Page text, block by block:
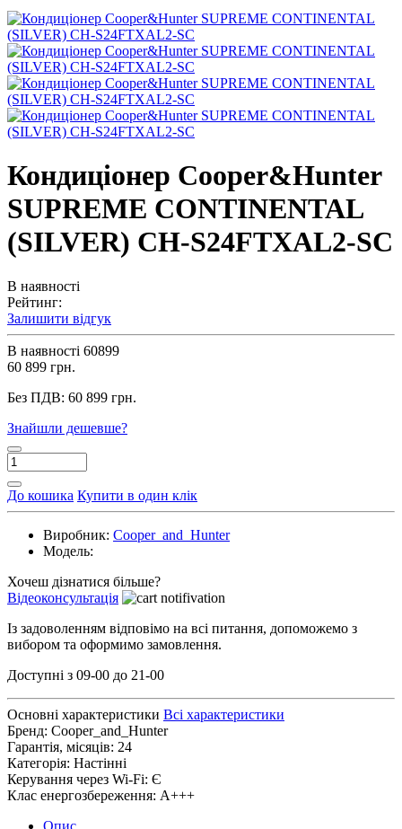
Кондиціонер Cooper&Hunter
SUPREME CONTINENTAL
(SILVER) CH-S24FTXAL2-SC
В наявності
Рейтинг:
Залишити відгук
В наявності 60899
60 899 грн.
Без ПДВ: 60 899 грн.
Знайшли дешевше?
До кошика Купити в один клік
Виробник: Cooper_and_Hunter
Модель:
Хочеш дізнатися більше?
Відеоконсультація
Із задоволенням відповімо на всі питання, допоможемо з
вибором та оформимо замовлення.
Доступні з 09-00 до 21-00
Основні характеристики Всі характеристики
Бренд: Cooper_and_Hunter
Гарантія, місяців: 24
Категорія: Настінні
Керування через Wi-Fi: Є
Клас енергозбереження: А+++
Опис